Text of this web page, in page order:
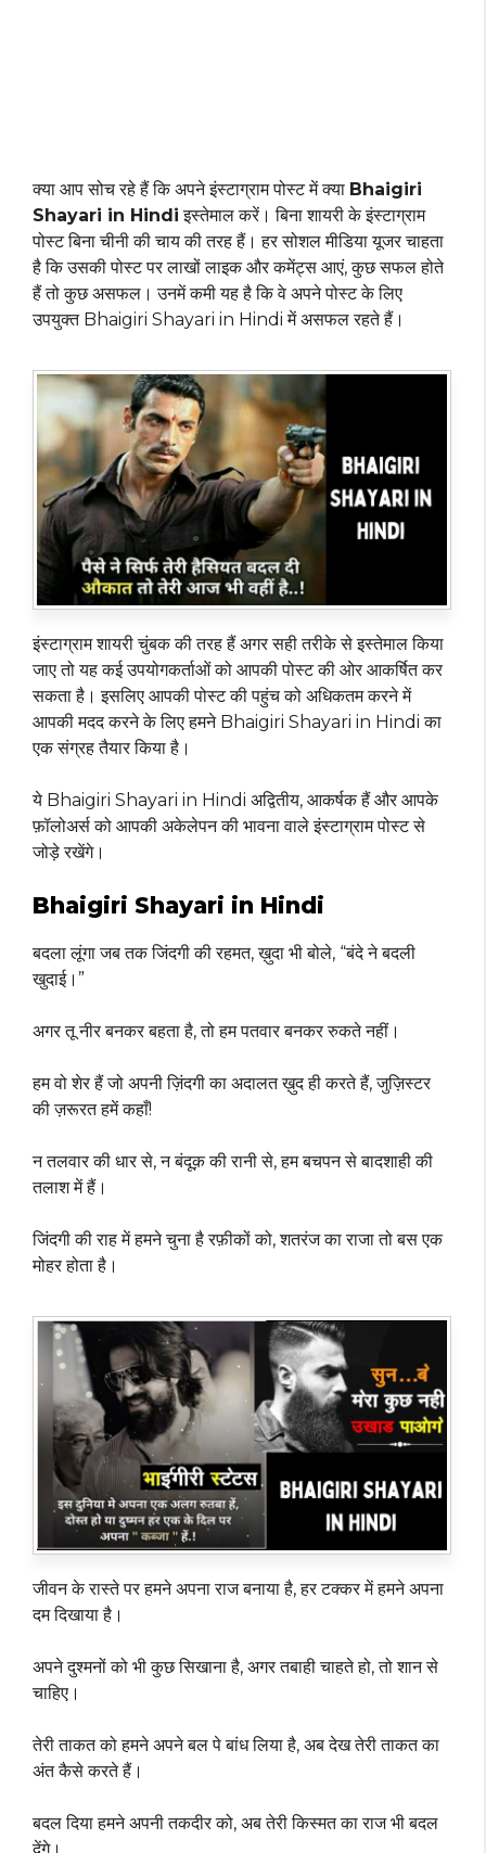
क्या आप सोच रहे हैं कि अपने इंस्टाग्राम पोस्ट में क्या Bhaigiri
Shayari in Hindi इस्तेमाल करें। बिना शायरी के इंस्टाग्राम
पोस्ट बिना चीनी की चाय की तरह हैं। हर सोशल मीडिया यूजर चाहता
है कि उसकी पोस्ट पर लाखों लाइक और कमेंट्स आएं, कुछ सफल होते
हैं तो कुछ असफल। उनमें कमी यह है कि वे अपने पोस्ट के लिए
उपयुक्त Bhaigiri Shayari in Hindi में असफल रहते हैं।
इंस्टाग्राम शायरी चुंबक की तरह हैं अगर सही तरीके से इस्तेमाल किया
जाए तो यह कई उपयोगकर्ताओं को आपकी पोस्ट की ओर आकर्षित कर
सकता है। इसलिए आपकी पोस्ट की पहुंच को अधिकतम करने में
आपकी मदद करने के लिए हमने Bhaigiri Shayari in Hindi का
एक संग्रह तैयार किया है।
ये Bhaigiri Shayari in Hindi अद्वितीय, आकर्षक हैं और आपके
फ़ॉलोअर्स को आपकी अकेलेपन की भावना वाले इंस्टाग्राम पोस्ट से
जोड़े रखेंगे।
Bhaigiri Shayari in Hindi
बदला लूंगा जब तक जिंदगी की रहमत, ख़ुदा भी बोले, “बंदे ने बदली
खुदाई।”
अगर तू नीर बनकर बहता है, तो हम पतवार बनकर रुकते नहीं।
हम वो शेर हैं जो अपनी ज़िंदगी का अदालत ख़ुद ही करते हैं, जुज़िस्टर
की ज़रूरत हमें कहाँ!
न तलवार की धार से, न बंदूक़ की रानी से, हम बचपन से बादशाही की
तलाश में हैं।
जिंदगी की राह में हमने चुना है रफ़ीकों को, शतरंज का राजा तो बस एक
मोहर होता है।
जीवन के रास्ते पर हमने अपना राज बनाया है, हर टक्कर में हमने अपना
दम दिखाया है।
अपने दुश्मनों को भी कुछ सिखाना है, अगर तबाही चाहते हो, तो शान से
चाहिए।
तेरी ताकत को हमने अपने बल पे बांध लिया है, अब देख तेरी ताकत का
अंत कैसे करते हैं।
बदल दिया हमने अपनी तकदीर को, अब तेरी किस्मत का राज भी बदल